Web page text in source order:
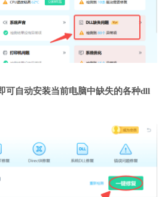
可自动安装当前电脑中缺失的各种dll